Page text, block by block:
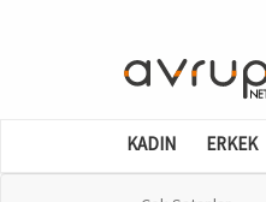
KADIN ERKEK